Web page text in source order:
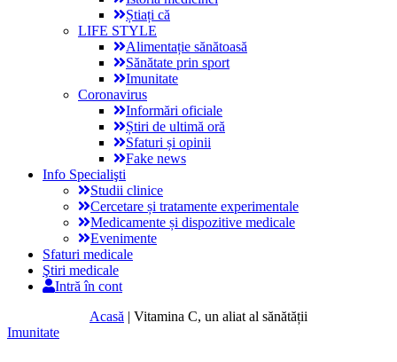
Știați că
LIFE STYLE
Alimentație sănătoasă
Sănătate prin sport
Imunitate
Coronavirus
Informări oficiale
Știri de ultimă oră
Sfaturi și opinii
Fake news
Info Specialişti
Studii clinice
Cercetare și tratamente experimentale
Medicamente și dispozitive medicale
Evenimente
Sfaturi medicale
Ştiri medicale
Intră în cont
Acasă | Vitamina C, un aliat al sănătății
Imunitate